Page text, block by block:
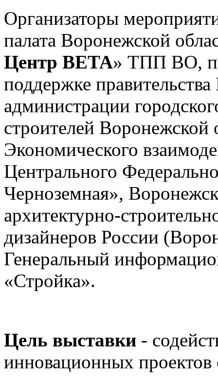
Организаторы
палата Воронежской
Центр ВЕТА» ТПП ВО,
поддержке
администрации
строителей Воронежской
Экономического
Центрального
Черноземная»,
архитектурно-
дизайнеров России
Генеральный
«Стройка».
Цель выставки -
инновационных